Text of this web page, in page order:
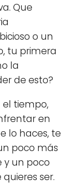
Que
o un
tu primera
la
de esto?
el tiempo,
en
lo haces, te
poco más
y un poco
ser.